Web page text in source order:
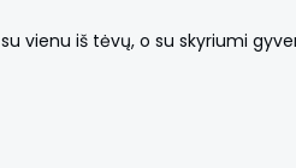
vienu iš tėvų, o su skyriumi